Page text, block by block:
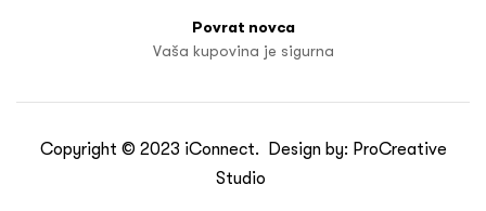
Povrat novca
Vaša kupovina je sigurna
Copyright © 2023 iConnect. Design by: ProCreative
Studio